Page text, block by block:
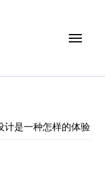
计是一种怎样的体验